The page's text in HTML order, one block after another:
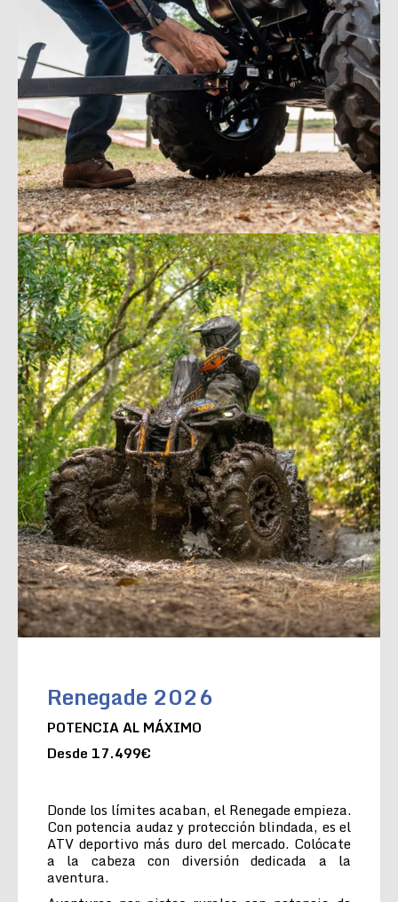
Renegade 2026
POTENCIA AL MÁXIMO
Desde 17.499€
Donde los límites acaban, el Renegade empieza.
Con potencia audaz y protección blindada, es el
ATV deportivo más duro del mercado. Colócate
a la cabeza con diversión dedicada a la
aventura.